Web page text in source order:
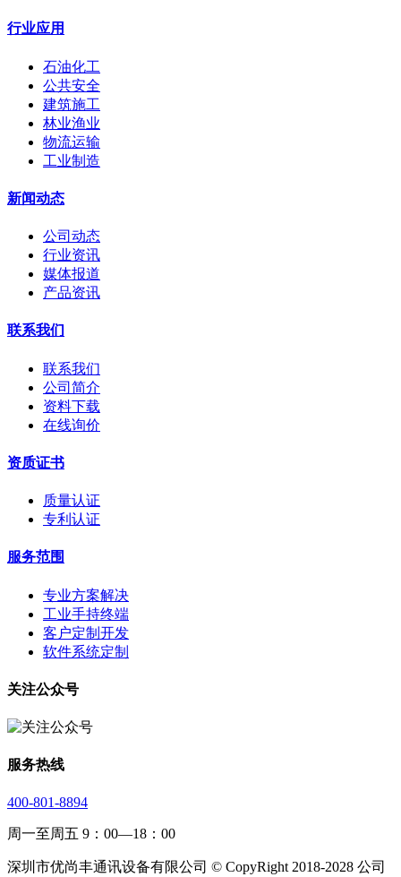
行业应用
石油化工
公共安全
建筑施工
林业渔业
物流运输
工业制造
新闻动态
公司动态
行业资讯
媒体报道
产品资讯
联系我们
联系我们
公司简介
资料下载
在线询价
资质证书
质量认证
专利认证
服务范围
专业方案解决
工业手持终端
客户定制开发
软件系统定制
关注公众号
服务热线
400-801-8894
周一至周五 9：00—18：00
深圳市优尚丰通讯设备有限公司 © CopyRight 2018-2028 公司